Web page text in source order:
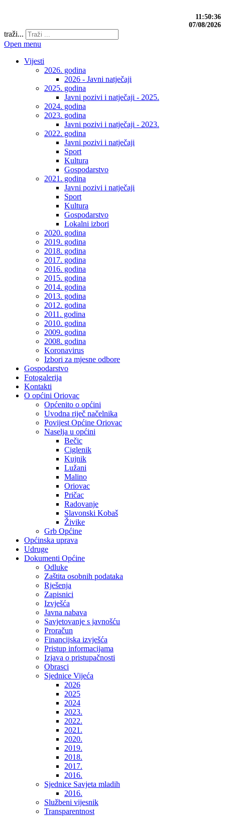
11:50:36
07/08/2026
traži...
Open menu
Vijesti
2026. godina
2026 - Javni natječaji
2025. godina
Javni pozivi i natječaji - 2025.
2024. godina
2023. godina
Javni pozivi i natječaji - 2023.
2022. godina
Javni pozivi i natječaji
Sport
Kultura
Gospodarstvo
2021. godina
Javni pozivi i natječaji
Sport
Kultura
Gospodarstvo
Lokalni izbori
2020. godina
2019. godina
2018. godina
2017. godina
2016. godina
2015. godina
2014. godina
2013. godina
2012. godina
2011. godina
2010. godina
2009. godina
2008. godina
Koronavirus
Izbori za mjesne odbore
Gospodarstvo
Fotogalerija
Kontakti
O općini Oriovac
Općenito o općini
Uvodna riječ načelnika
Povijest Općine Oriovac
Naselja u općini
Bečic
Ciglenik
Kujnik
Lužani
Malino
Oriovac
Pričac
Radovanje
Slavonski Kobaš
Živike
Grb Općine
Općinska uprava
Udruge
Dokumenti Općine
Odluke
Zaštita osobnih podataka
Rješenja
Zapisnici
Izvješća
Javna nabava
Savjetovanje s javnošću
Proračun
Financijska izvješća
Pristup informacijama
Izjava o pristupačnosti
Obrasci
Sjednice Vijeća
2026
2025
2024
2023.
2022.
2021.
2020.
2019.
2018.
2017.
2016.
Sjednice Savjeta mladih
2016.
Službeni vijesnik
Transparentnost